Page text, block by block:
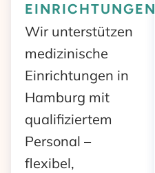
EINRICHTUNGEN
Wir unterstützen
medizinische
Einrichtungen in
Hamburg mit
qualifiziertem
Personal –
flexibel,